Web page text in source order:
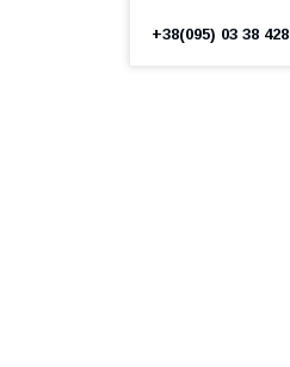
+38(095) 03 38 428